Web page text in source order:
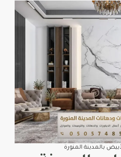
بالمدينة المنورة